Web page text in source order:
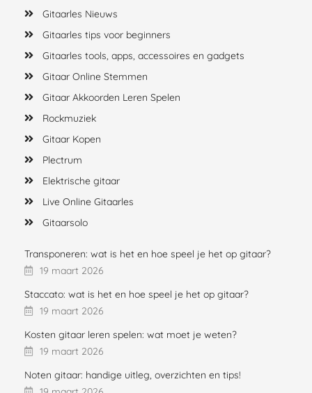
Gitaarles Nieuws
Gitaarles tips voor beginners
Gitaarles tools, apps, accessoires en gadgets
Gitaar Online Stemmen
Gitaar Akkoorden Leren Spelen
Rockmuziek
Gitaar Kopen
Plectrum
Elektrische gitaar
Live Online Gitaarles
Gitaarsolo
Transponeren: wat is het en hoe speel je het op gitaar?
19 maart 2026
Staccato: wat is het en hoe speel je het op gitaar?
19 maart 2026
Kosten gitaar leren spelen: wat moet je weten?
19 maart 2026
Noten gitaar: handige uitleg, overzichten en tips!